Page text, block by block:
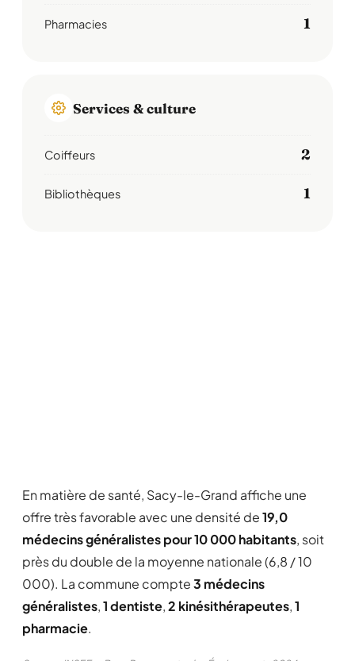
Pharmacies 1
Services & culture
Coiffeurs 2
Bibliothèques 1
En matière de santé, Sacy-le-Grand affiche une
offre très favorable avec une densité de19,0
médecins généralistes pour 10 000 habitants, soit
près du double de la moyenne nationale (6,8 / 10
000). La commune compte3 médecins
généralistes,1 dentiste,2 kinésithérapeutes,1
pharmacie.